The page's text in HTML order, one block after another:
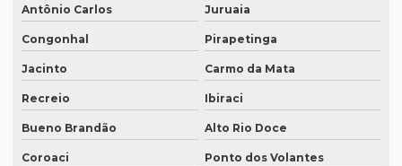
Antônio Carlos Juruaia
Congonhal Pirapetinga
Jacinto Carmo da Mata
Recreio Ibiraci
Bueno Brandão Alto Rio Doce
Coroaci Ponto dos Volantes